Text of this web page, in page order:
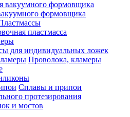
формовщика
пластмасса
для индивидуальных ложек
Проволока, кламеры
Сплавы и припои
протезирования
и мостов